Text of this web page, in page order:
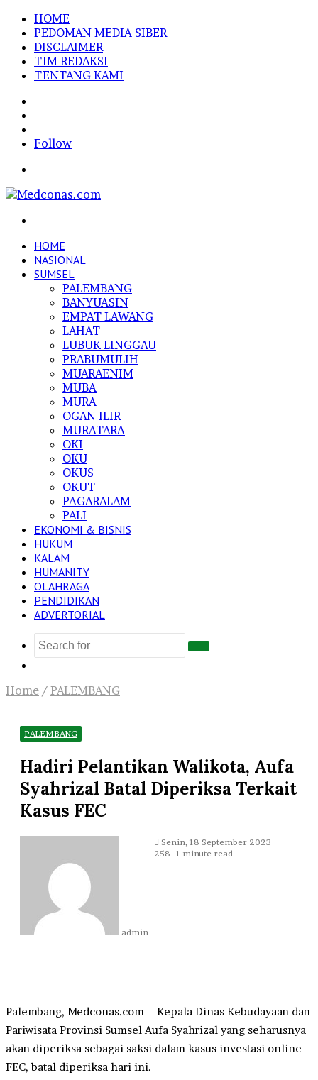
HOME
PEDOMAN MEDIA SIBER
DISCLAIMER
TIM REDAKSI
TENTANG KAMI
In
Follow
HOME
NASIONAL
SUMSEL
PALEMBANG
BANYUASIN
EMPAT LAWANG
LAHAT
LUBUK LINGGAU
PRABUMULIH
MUARAENIM
MUBA
MURA
OGAN ILIR
MURATARA
OKI
OKU
OKUS
OKUT
PAGARALAM
PALI
EKONOMI & BISNIS
HUKUM
KALAM
HUMANITY
OLAHRAGA
PENDIDIKAN
ADVERTORIAL
Search
Home / PALEMBANG
PALEMBANG
Hadiri Pelantikan Walikota, Aufa
Syahrizal Batal Diperiksa Terkait
Kasus FEC
admin
Send
an
Senin, 18 September 2023
258 1 minute read
Palembang, Medconas.com—Kepala Dinas Kebudayaan dan
Pariwisata Provinsi Sumsel Aufa Syahrizal yang seharusnya
akan diperiksa sebagai saksi dalam kasus investasi online
FEC, batal diperiksa hari ini.